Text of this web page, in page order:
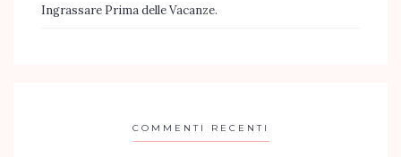
Ingrassare Prima delle Vacanze.
COMMENTI RECENTI